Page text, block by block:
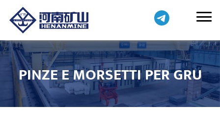
PINZE E MORSETTI PER GRU